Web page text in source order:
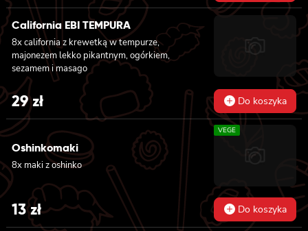
California EBI TEMPURA
8x california z krewetką w tempurze,
majonezem lekko pikantnym, ogórkiem,
sezamem i masago
29zł Do koszyka
Oshinkomaki
8x maki z oshinko
VEGE
13zł Do koszyka